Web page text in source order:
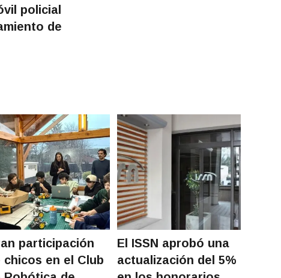
policial
de
participación
chicos en el Club
El ISSN aprobó una
actualización del 5%